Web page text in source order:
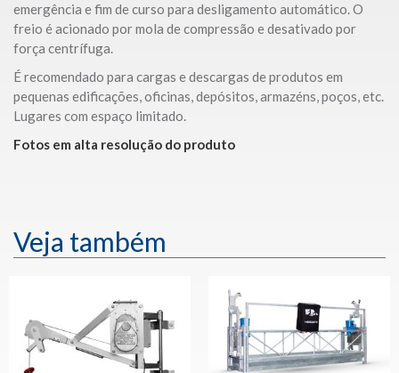
emergência e fim de curso para desligamento automático. O
freio é acionado por mola de compressão e desativado por
força centrífuga.
É recomendado para cargas e descargas de produtos em
pequenas edificações, oficinas, depósitos, armazéns, poços, etc.
Lugares com espaço limitado.
Fotos em alta resolução do produto
Veja também